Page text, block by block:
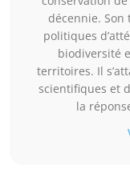
décennie. Son
politiques
biodiversité
territoires. Il
scientifiques et
la